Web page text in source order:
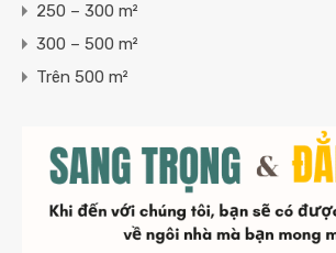
250 – 300 m²
300 – 500 m²
Trên 500 m²